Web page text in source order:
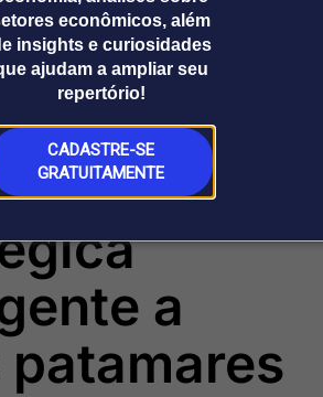
econômicos, além
insights e curiosidades
ajudam a ampliar seu
repertório!
CADASTRE-SE
GRATUITAMENTE
Broadcast+
O mercado
financeiro em
tempo real
Tudo sobre o
agronegócio
Broadcast
Político
Os bastidores da
política em
Broadcast
Releases Broadcast
Prêmio Broadcast
Empresas
Releases
Futuro
Sérvia
parceria
a
patamares